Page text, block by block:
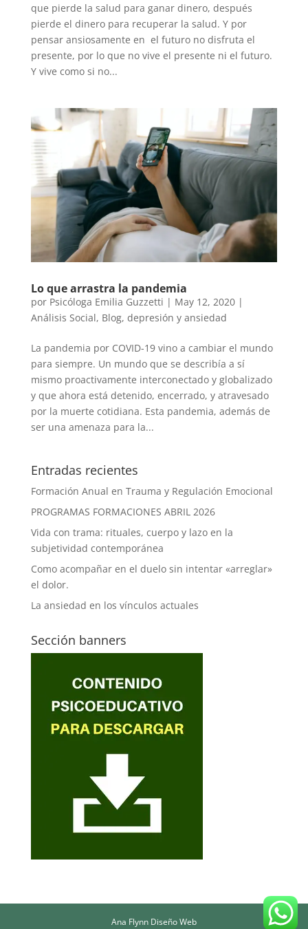
que pierde la salud para ganar dinero, después
pierde el dinero para recuperar la salud. Y por
pensar ansiosamente en el futuro no disfruta el
presente, por lo que no vive el presente ni el futuro.
Y vive como si no...
Lo que arrastra la pandemia
por Psicóloga Emilia Guzzetti | May 12, 2020|
Análisis Social, Blog, depresión y ansiedad
La pandemia por COVID-19 vino a cambiar el mundo
para siempre. Un mundo que se describía a sí
mismo proactivamente interconectado y globalizado
y que ahora está detenido, encerrado, y atravesado
por la muerte cotidiana. Esta pandemia, además de
ser una amenaza para la...
Entradas recientes
Formación Anual en Trauma y Regulación Emocional
PROGRAMAS FORMACIONES ABRIL 2026
Vida con trama: rituales, cuerpo y lazo en la
subjetividad contemporánea
Como acompañar en el duelo sin intentar «arreglar»
el dolor.
La ansiedad en los vínculos actuales
Sección banners
Ana Flynn Diseño Web